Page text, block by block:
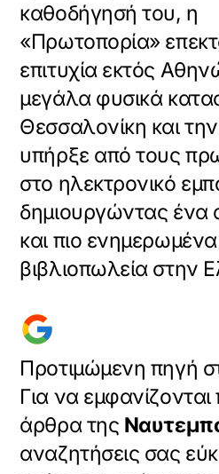
καθοδήγησή του, η
«Πρωτοπορία»
επιτυχία εκτός
μεγάλα φυσικά
Θεσσαλονίκη και
υπήρξε από τους
στο ηλεκτρονικό
δημιουργώντας ένα
και πιο
βιβλιοπωλεία στην
Προτιμώμενη πηγή
Για να
άρθρα της
αναζητήσεις σας